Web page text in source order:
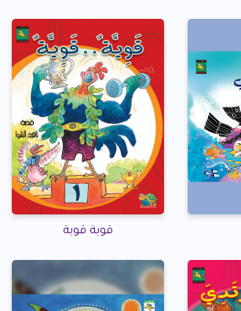
قوية قوية